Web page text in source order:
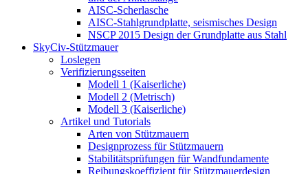
AISC-Scherlasche
AISC-Stahlgrundplatte, seismisches Design
NSCP 2015 Design der Grundplatte aus Stahl
SkyCiv-Stützmauer
Loslegen
Verifizierungsseiten
Modell 1 (Kaiserliche)
Modell 2 (Metrisch)
Modell 3 (Kaiserliche)
Artikel und Tutorials
Arten von Stützmauern
Designprozess für Stützmauern
Stabilitätsprüfungen für Wandfundamente
Reibungskoeffizient für Stützmauerdesign